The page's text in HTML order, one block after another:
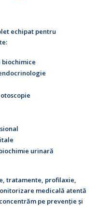
echipat pentru
biochimice
urinară
tratamente, profilaxie,
medicală atentă
pe prevenție și